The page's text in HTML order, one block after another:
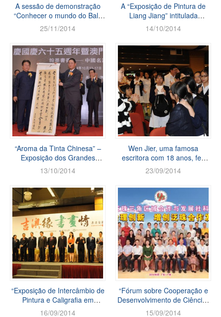
A sessão de demonstração
“Conhecer o mundo do Balé
2014” apresentada pelo Balé
Nacional da China na ...
25/11/2014
A “Exposição de Pintura de
Liang Jiang” intitulada
“Distante”
14/10/2014
“Aroma da Tinta Chinesa” –
Exposição dos Grandes
Calígrafos e Pintores da China
em Comemoração do 65...
13/10/2014
Wen Jier, uma famosa
escritora com 18 anos, fez
intercâmbio com os alunos da
Escola Secundária Hou K...
23/09/2014
“Exposição de Intercâmbio de
Pintura e Caligrafia em
Celebração do 15.º
16/09/2014
“Fórum sobre Cooperação e
Desenvolvimento de Ciências
Sociais do Pan-Delta do Rio
15/09/2014